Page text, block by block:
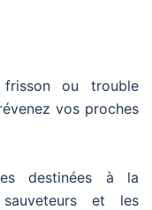
ou trouble
vos proches
destinées à la
et les